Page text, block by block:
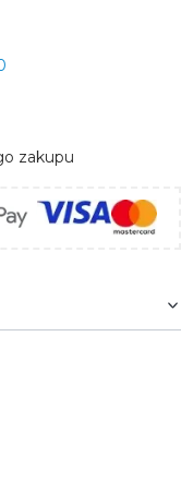
zakupu